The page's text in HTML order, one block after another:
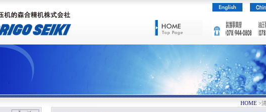
HOME >